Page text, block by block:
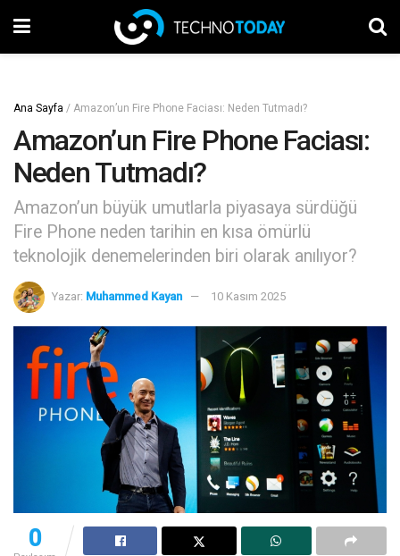
Ana Sayfa / Amazon’un Fire Phone Faciası: Neden Tutmadı?
Amazon’un Fire Phone Faciası:
Neden Tutmadı?
Amazon’un büyük umutlarla piyasaya sürdüğü
Fire Phone neden tarihin en kısa ömürlü
teknolojik denemelerinden biri olarak anılıyor?
Yazar: Muhammed Kayan 10 Kasım 2025
0